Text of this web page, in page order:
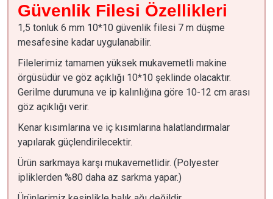
Güvenlik Filesi Özellikleri
1,5 tonluk 6 mm 10*10 güvenlik filesi 7 m düşme
mesafesine kadar uygulanabilir.
Filelerimiz tamamen yüksek mukavemetli makine
örgüsüdür ve göz açıklığı 10*10 şeklinde olacaktır.
Gerilme durumuna ve ip kalınlığına göre 10-12 cm arası
göz açıklığı verir.
Kenar kısımlarına ve iç kısımlarına halatlandırmalar
yapılarak güçlendirilecektir.
Ürün sarkmaya karşı mukavemetlidir. (Polyester
ipliklerden %80 daha az sarkma yapar.)